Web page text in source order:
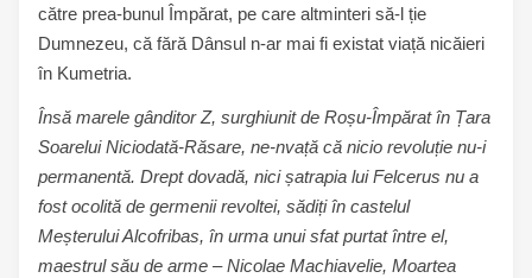
către prea-bunul Împărat, pe care altminteri să-l ție
Dumnezeu, că fără Dânsul n-ar mai fi existat viață nicăieri
în Kumetria.
Însă marele gânditor Z, surghiunit de Roșu-Împărat în Țara
Soarelui Niciodată-Răsare, ne-nvață că nicio revoluție nu-i
permanentă. Drept dovadă, nici șatrapia lui Felcerus nu a
fost ocolită de germenii revoltei, sădiți în castelul
Meșterului Alcofribas, în urma unui sfat purtat între el,
maestrul său de arme – Nicolae Machiavelie, Moartea